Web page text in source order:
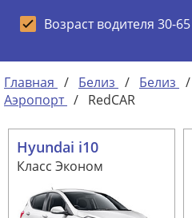
Возраст водителя 30-65
Главная / Белиз / Белиз /
Аэропорт / RedCAR
Hyundai i10
Класс Эконом